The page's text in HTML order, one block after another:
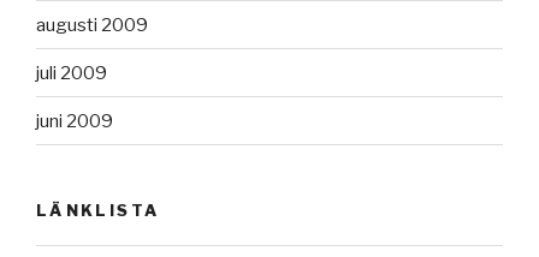
augusti 2009
juli 2009
juni 2009
LÄNKLISTA